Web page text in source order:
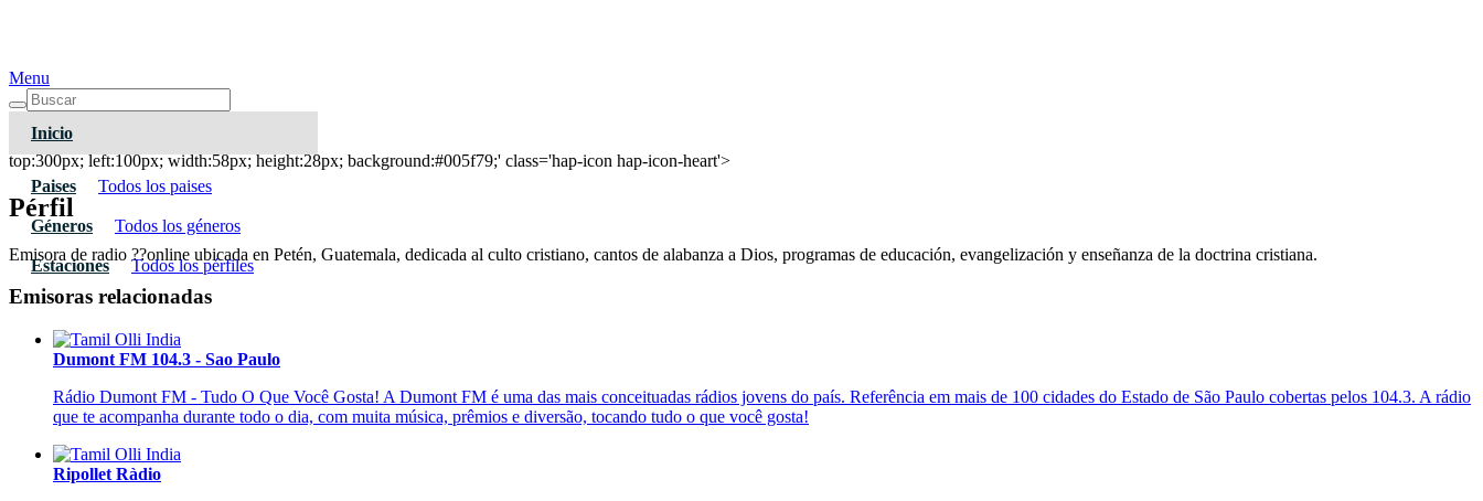
Menu
Inicio
Paises Todos los paises
Géneros Todos los géneros
Estaciones Todos los pérfiles
Radio Sulamita 90.1 FM - Petén
top:300px; left:100px; width:58px; height:28px; background:#005f79;' class='hap-icon hap-icon-heart'>
Pérfil
Emisora de radio ??online ubicada en Petén, Guatemala, dedicada al culto cristiano, cantos de alabanza a Dios, programas de educación, evangelización y enseñanza de la doctrina cristiana.
Emisoras relacionadas
Dumont FM 104.3 - Sao Paulo
Rádio Dumont FM - Tudo O Que Você Gosta! A Dumont FM é uma das mais conceituadas rádios jovens do país. Referência em mais de 100 cidades do Estado de São Paulo cobertas pelos 104.3. A rádio
que te acompanha durante todo o dia, com muita música, prêmios e diversão, tocando tudo o que você gosta!
Ripollet Ràdio